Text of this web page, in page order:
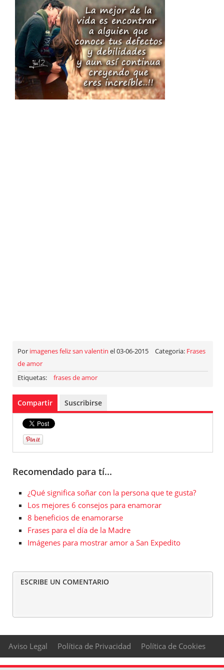
Por imagenes feliz san valentin el 03-06-2015 Categoria: Frases
de amor
Etiquetas:
frases de amor
Compartir Suscribirse
Recomendado para tí...
¿Qué significa soñar con la persona que te gusta?
Los mejores 6 consejos para enamorar
8 beneficios de enamorarse
Frases para el día de la Madre
Imágenes para mostrar amor a San Expedito
ESCRIBE UN COMENTARIO
Aviso Legal Política de Privacidad Política de Cookies